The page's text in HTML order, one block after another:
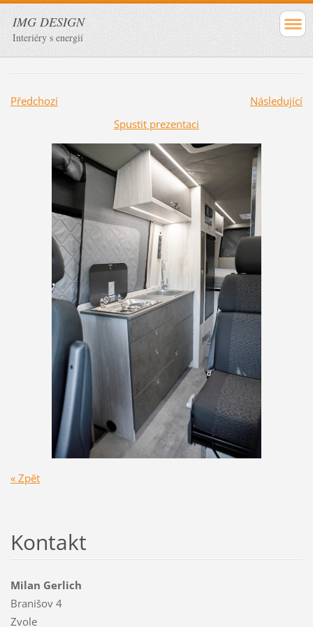
IMG DESIGN
Interiéry s energií
Předchozí
Následující
Spustit prezentaci
« Zpět
Kontakt
Milan Gerlich
Branišov 4
Zvole